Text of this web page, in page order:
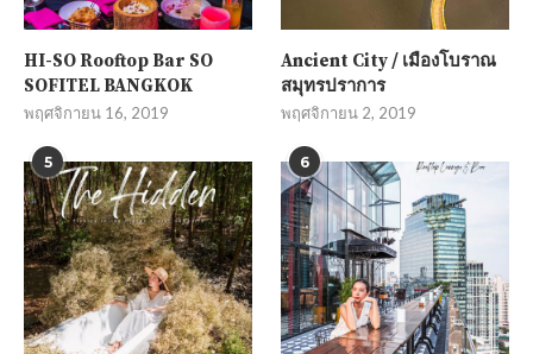
HI-SO Rooftop Bar SO
SOFITEL BANGKOK
พฤศจิกายน 16, 2019
Ancient City / เมืองโบราณ
สมุทรปราการ
พฤศจิกายน 2, 2019
5 6